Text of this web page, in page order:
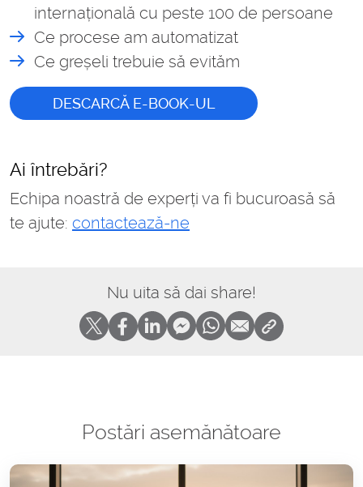
internațională cu peste 100 de persoane
Ce procese am automatizat
Ce greșeli trebuie să evităm
DESCARCĂ E-BOOK-UL
Ai întrebări?
Echipa noastră de experți va fi bucuroasă să
te ajute: contactează-ne
Nu uita să dai share!
Postări asemănătoare